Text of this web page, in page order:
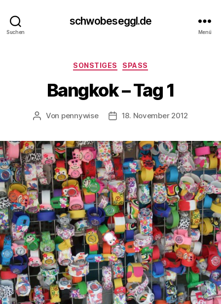
Suchen
schwobeseggl.de
Menü
Kategorien
SONSTIGES SPASS
Bangkok – Tag 1
Beitragsautor
Von pennywise Veröffentlichungsdatum
18. November 2012